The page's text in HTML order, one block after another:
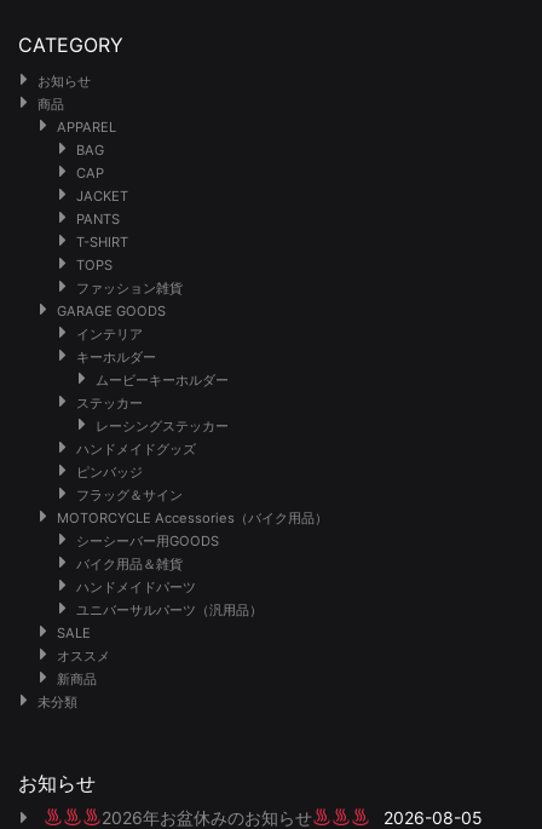
CATEGORY
お知らせ
商品
APPAREL
BAG
CAP
JACKET
PANTS
T-SHIRT
TOPS
ファッション雑貨
GARAGE GOODS
インテリア
キーホルダー
ムービーキーホルダー
ステッカー
レーシングステッカー
ハンドメイドグッズ
ピンバッジ
フラッグ＆サイン
MOTORCYCLE Accessories（バイク用品）
シーシーバー用GOODS
バイク用品＆雑貨
ハンドメイドパーツ
ユニバーサルパーツ（汎用品）
SALE
オススメ
新商品
未分類
お知らせ
2026年お盆休みのお知らせ
2026-08-05